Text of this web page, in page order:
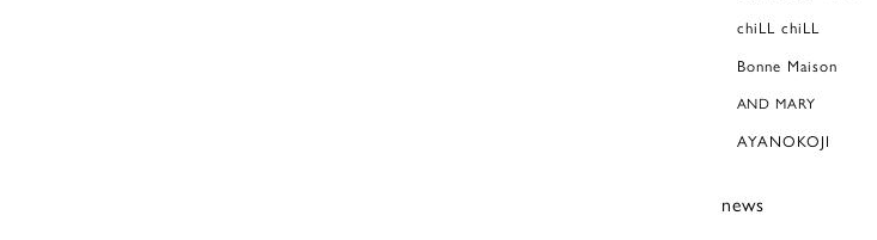
chiLL chiLL
Bonne Maison
AND MARY
AYANOKOJI
news